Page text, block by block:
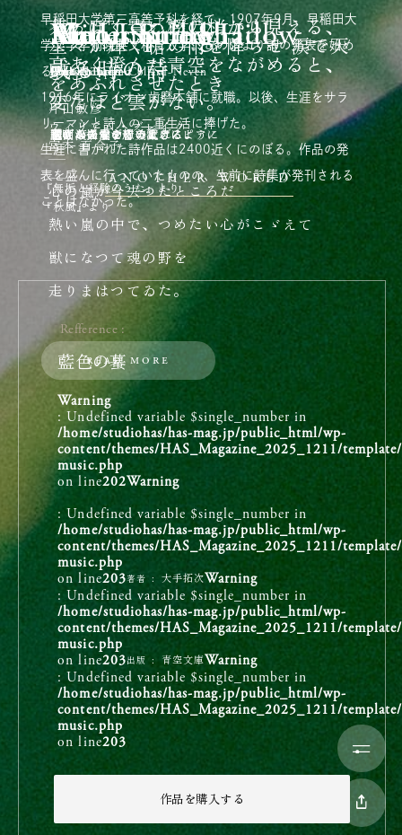
早稲田大学第三高等予科を経て、1907年9月、早稲田大
学文学学術院英文科に入学。この頃より詩の発表を始め
る。
1916年にライオン歯磨本舗に就職。以後、生涯をサラ
リーマンと詩人の二重生活に捧げた。
生涯に書かれた詩作品は2400近くにのぼる。作品の発
表を盛んに行っていたものの、生前に詩集が発刊される
ことはなかった。
Refference
藍色の蟇
Warning
: Undefined variable $single_number in
/home/studiohas/has-mag.jp/public_html/wp-
content/themes/HAS_Magazine_2025_1211/
music.php
on line202Warning
: Undefined variable $single_number in
/home/studiohas/has-mag.jp/public_html/wp-
content/themes/HAS_Magazine_2025_1211/
music.php
on line203著者 大手拓次Warning
: Undefined variable $single_number in
/home/studiohas/has-mag.jp/public_html/wp-
content/themes/HAS_Magazine_2025_1211/
music.php
on line203出版 青空文庫Warning
: Undefined variable $single_number in
/home/studiohas/has-mag.jp/public_html/wp-
content/themes/HAS_Magazine_2025_1211/
music.php
on line203
作品を購入する
Pino
Otto A Totland
穏やかな春を想うピアノ
Motes and Shadow
Innesti
朧げな揺らぎの美しさ
Moon Smile
Jean-Philippe Collard-Neven
悲しみの向こうに流れるピアノ
茶っぽく青い樫の梢から見える、
高あく澄んだ青空をながめると、
変なほど雲がない。
宮本 百合子
『秋風』より
Haru Spring
Harold Budd
響き渡る水の音のように
或る時の詩
片山敏彦
心の嵐が今去つたところだ
熱い嵐の中で、つめたい心がこゞえて
獣になつて魂の野を
走りまはつてゐた。
火に烙かれながら、一つの氷が
曇り日の天に向つて叫んだ。
心の嵐が今去つたところだ。
疲れた氷の火が静かにとけて
秋の曇り日の天の下に
春のやうなひかりを感じる。
やつと見つけたお母さんの乳房に
泣きじやくりながら、かじりつく赤ん坊
に
私のこゝろは似てゐると思ふ。
read more
星々が輝く槍の雨を降らせ 涙で天
をあふれさせたとき
ウィリアム・ブレイク
『無垢と経験のうた』より
An Untitled Hill
Enji
名もなき愛を紡ぐ歌
Kie
Illuha
水面の光をすくい上げるように
Will I Know
Sea Oleena
透明な光をすくうように
ANOTHER WORLD